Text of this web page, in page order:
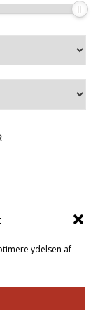
ydelsen af